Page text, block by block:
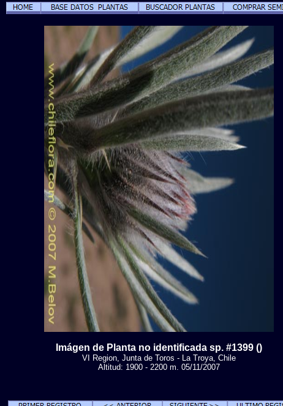
Imágen de Planta no identificada sp. #1399 ()
VI Region, Junta de Toros - La Troya, Chile
Altitud: 1900 - 2200 m. 05/11/2007